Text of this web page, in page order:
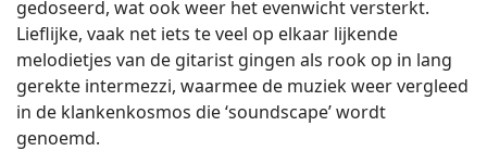
gedoseerd, wat ook weer het evenwicht versterkt.
Lieflijke, vaak net iets te veel op elkaar lijkende
melodietjes van de gitarist gingen als rook op in lang
gerekte intermezzi, waarmee de muziek weer vergleed
in de klankenkosmos die ‘soundscape’ wordt
genoemd.